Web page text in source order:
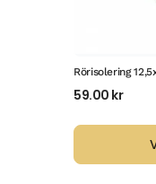
Rörisolering
59.00 kr